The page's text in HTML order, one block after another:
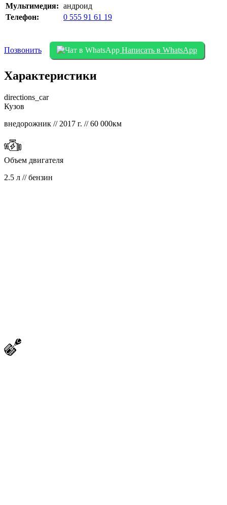
Мультимедия: андроид
Телефон:
0 555 91 61 19
Позвонить Написать в WhatsApp
Характеристики
directions_car
Кузов
внедорожник // 2017 г. // 60 000км
Объем двигателя
2.5 л // бензин